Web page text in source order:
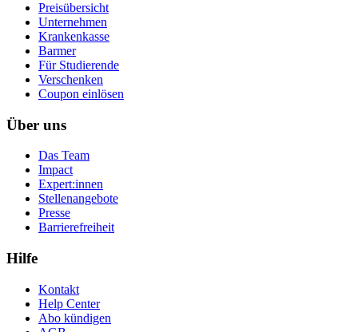
Preisübersicht
Unternehmen
Krankenkasse
Barmer
Für Studierende
Ver­schen­ken
Coupon einlösen
Über uns
Das Team
Impact
Expert:innen
Stellenangebote
Presse
Barrierefreiheit
Hilfe
Kontakt
Help Center
Abo kündigen